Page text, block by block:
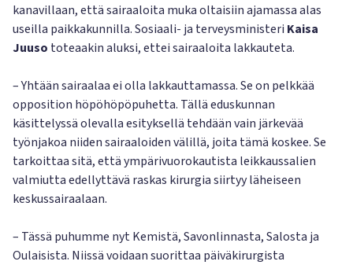
kanavillaan, että sairaaloita muka oltaisiin ajamassa alas
useilla paikkakunnilla. Sosiaali- ja terveysministeri Kaisa
Juuso toteaakin aluksi, ettei sairaaloita lakkauteta.
– Yhtään sairaalaa ei olla lakkauttamassa. Se on pelkkää
opposition höpöhöpöpuhetta. Tällä eduskunnan
käsittelyssä olevalla esityksellä tehdään vain järkevää
työnjakoa niiden sairaaloiden välillä, joita tämä koskee. Se
tarkoittaa sitä, että ympärivuorokautista leikkaussalien
valmiutta edellyttävä raskas kirurgia siirtyy läheiseen
keskussairaalaan.
– Tässä puhumme nyt Kemistä, Savonlinnasta, Salosta ja
Oulaisista. Niissä voidaan suorittaa päiväkirurgista